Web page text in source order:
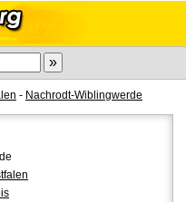
- Nachrodt-Wiblingwerde